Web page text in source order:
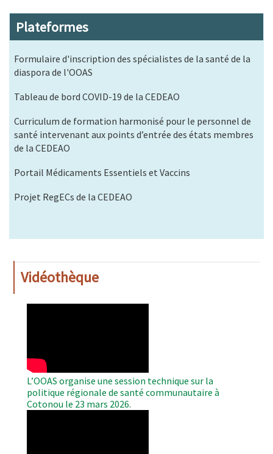
Plateformes
Formulaire d'inscription des spécialistes de la santé de la
diaspora de l'OOAS
Tableau de bord COVID-19 de la CEDEAO
Curriculum de formation harmonisé pour le personnel de
santé intervenant aux points d’entrée des états membres
de la CEDEAO
Portail Médicaments Essentiels et Vaccins
Projet RegECs de la CEDEAO
Vidéothèque
L’OOAS organise une session technique sur la
politique régionale de santé communautaire à
Cotonou le 23 mars 2026.